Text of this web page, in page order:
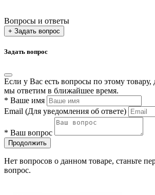
Вопросы и ответы
+ Задать вопрос
Задать вопрос
Если у Вас есть вопросы по этому товару,
мы ответим в ближайшее время.
* Ваше имя
Email (Для уведомления об ответе)
* Ваш вопрос
Продолжить
Нет вопросов о данном товаре, станьте
вопрос.